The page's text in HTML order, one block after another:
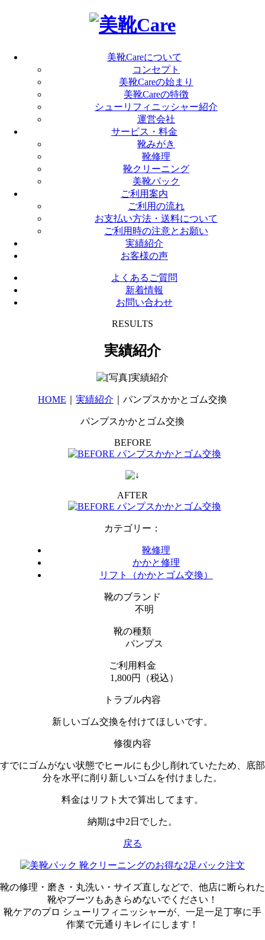
美靴Careについて
コンセプト
美靴Careの始まり
美靴Careの特徴
シューリフィニッシャー紹介
運営会社
サービス・料金
靴みがき
靴修理
靴クリーニング
美靴パック
ご利用案内
ご利用の流れ
お支払い方法・送料について
ご利用時の注意とお願い
実績紹介
お客様の声
よくあるご質問
新着情報
お問い合わせ
RESULTS
実績紹介
HOME 実績紹介 ｜パンプスかかとゴム交換
パンプスかかとゴム交換
BEFORE
AFTER
カテゴリー ：
靴修理
かかと修理
リフト（かかとゴム交換）
靴のブランド
不明
靴の種類
パンプス
ご利用料金
1,800円（税込）
トラブル内容
新しいゴム交換を付けてほしいです。
修復内容
すでにゴムがない状態でヒールにも少し削れていたため、底部
分を水平に削り新しいゴムを付けました。
料金はリフト大で算出してます。
納期は中2日でした。
戻る
靴の修理・磨き・丸洗い・サイズ直しなどで、 他店に断られた
靴やブーツもあきらめないでください！
靴ケアのプロ シューリフィニッシャーが、 一足一足丁寧に手
作業で元通りキレイにします！